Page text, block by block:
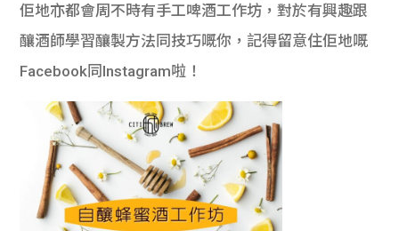
佢地亦都會周不時有手工啤酒工作坊，對於有興趣跟
釀酒師學習釀製方法同技巧嘅你，記得留意住佢地嘅
Facebook同Instagram啦！